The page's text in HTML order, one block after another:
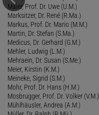
Maier, Prof. Dr. Uwe (U.M.)
Marksitzer, Dr. René (R.Ma.)
Markus, Prof. Dr. Mario (M.M.)
Martin, Dr. Stefan (S.Ma.)
Medicus, Dr. Gerhard (G.M.)
Mehler, Ludwig (L.M.)
Mehraein, Dr. Susan (S.Me.)
Meier, Kirstin (K.M.)
Meineke, Sigrid (S.M.)
Mohr, Prof. Dr. Hans (H.M.)
Mosbrugger, Prof. Dr. Volker (V.M.)
Mühlhäusler, Andrea (A.M.)